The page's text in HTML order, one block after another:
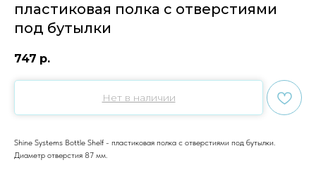
пластиковая полка с отверстиями
под бутылки
747 р.
Нет в наличии
Shine Systems Bottle Shelf - пластиковая полка с отверстиями под бутылки.
Диаметр отверстия 87 мм.